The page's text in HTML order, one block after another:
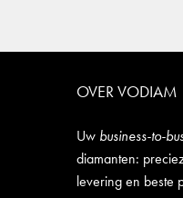
OVER VODIAM
Uw business-to-
diamanten:
levering en beste